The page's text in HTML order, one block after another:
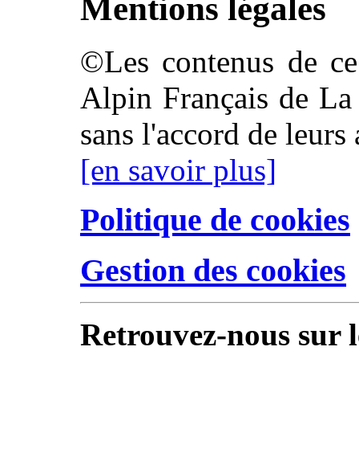
Mentions légales
©Les contenus de
Alpin Français de
sans l'accord de leurs
[en savoir plus]
Politique de cookies
Gestion des cookies
Retrouvez-nous sur